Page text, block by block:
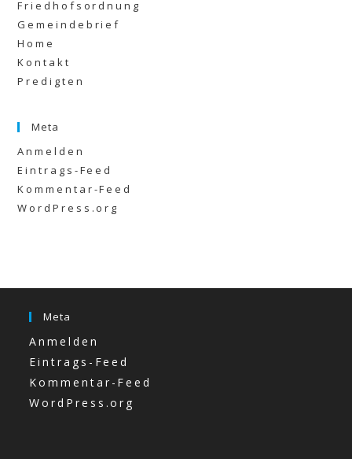
Friedhofsordnung
Gemeindebrief
Home
Kontakt
Predigten
Meta
Anmelden
Eintrags-Feed
Kommentar-Feed
WordPress.org
Meta
Anmelden
Eintrags-Feed
Kommentar-Feed
WordPress.org